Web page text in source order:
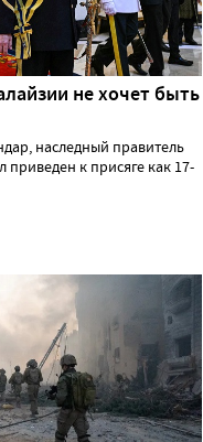
не хочет быть
наследный правитель
приведен к присяге как 17-